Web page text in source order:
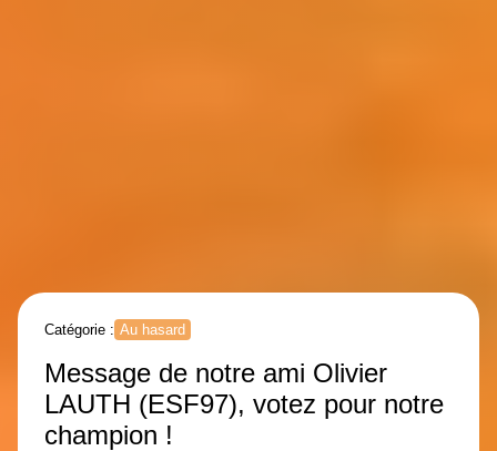
Catégorie : Au hasard
Message de notre ami Olivier
LAUTH (ESF97), votez pour notre
champion !